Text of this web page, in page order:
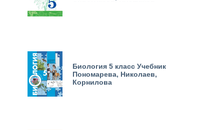
Биология 5 класс Учебник
Пономарева, Николаев,
Корнилова